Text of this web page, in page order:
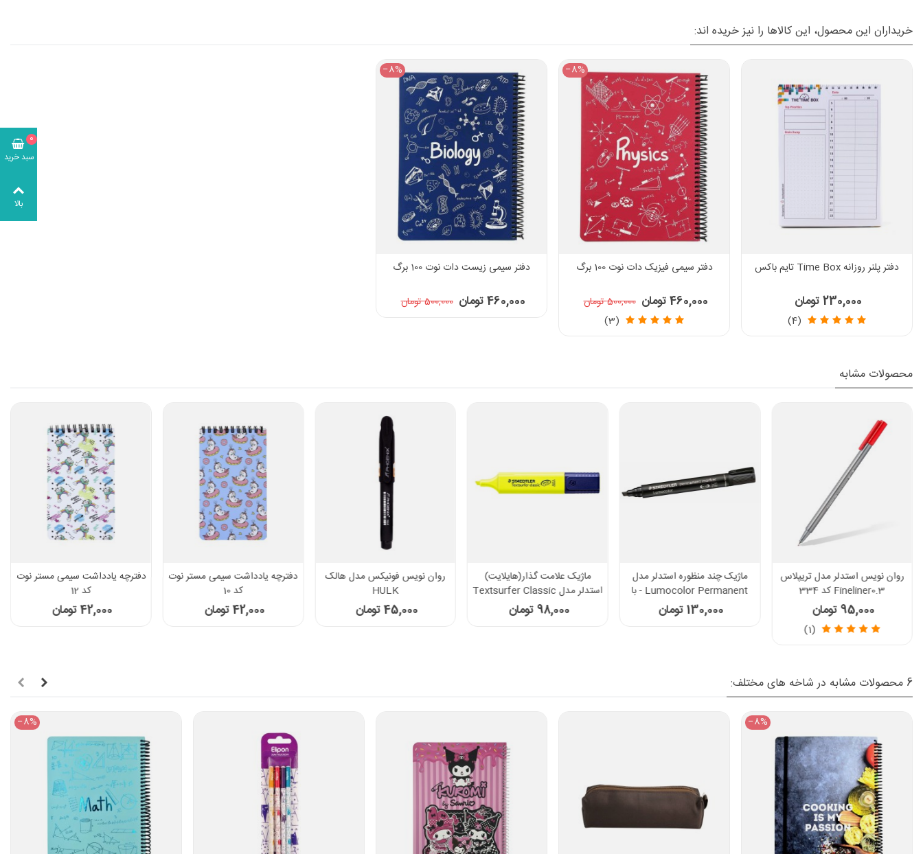
خریداران این محصول، این کالاها را نیز خریده اند:
دفتر پلنر روزانه Time Box تایم باکس
230,000 تومان
(4)
‎−8%
دفتر سیمی فیزیک دات نوت 100 برگ
460,000 تومان
500,000 تومان
(3)
‎−8%
دفتر سیمی زیست دات نوت 100 برگ
460,000 تومان 500,000 تومان
محصولات مشابه
روان نویس استدلر مدل تریپلاس
Fineliner0.3 کد 334
95,000 تومان
(1)
ماژیک چند منظوره استدلر مدل
Lumocolor Permanent - با
نوک تخت کد 350
130,000 تومان
ماژیک علامت گذار(هایلایت)
استدلر مدل Textsurfer Classic
کد 364
98,000 تومان
روان نویس فونیکس مدل هالک
HULK
45,000 تومان
دفترچه یادداشت سیمی مستر نوت
کد 10
42,000 تومان
دفترچه یادداشت سیمی مستر نوت
کد 12
42,000 تومان
6 محصولات مشابه در شاخه های مختلف:
‎−8%
‎−8%
سبد خرید
0
بالا